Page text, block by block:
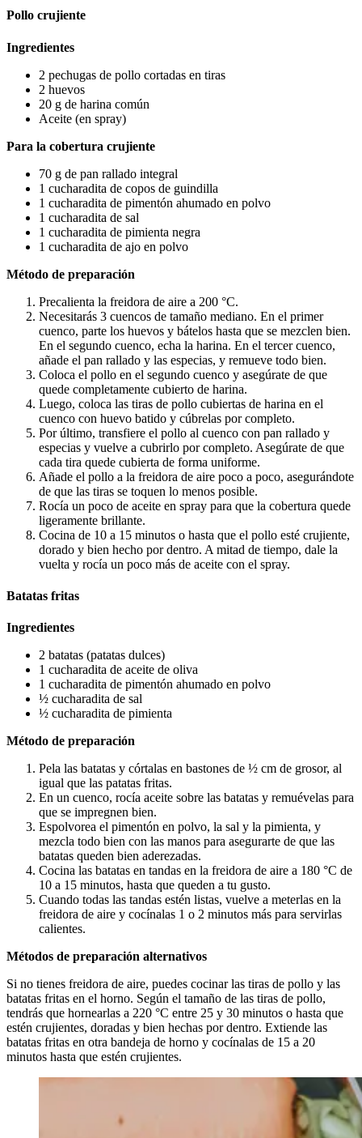
Pollo crujiente
Ingredientes
2 pechugas de pollo cortadas en tiras
2 huevos
20 g de harina común
Aceite (en spray)
Para la cobertura crujiente
70 g de pan rallado integral
1 cucharadita de copos de guindilla
1 cucharadita de pimentón ahumado en polvo
1 cucharadita de sal
1 cucharadita de pimienta negra
1 cucharadita de ajo en polvo
Método de preparación
Precalienta la freidora de aire a 200 °C.
Necesitarás 3 cuencos de tamaño mediano. En el primer
cuenco, parte los huevos y bátelos hasta que se mezclen bien.
En el segundo cuenco, echa la harina. En el tercer cuenco,
añade el pan rallado y las especias, y remueve todo bien.
Coloca el pollo en el segundo cuenco y asegúrate de que
quede completamente cubierto de harina.
Luego, coloca las tiras de pollo cubiertas de harina en el
cuenco con huevo batido y cúbrelas por completo.
Por último, transfiere el pollo al cuenco con pan rallado y
especias y vuelve a cubrirlo por completo. Asegúrate de que
cada tira quede cubierta de forma uniforme.
Añade el pollo a la freidora de aire poco a poco, asegurándote
de que las tiras se toquen lo menos posible.
Rocía un poco de aceite en spray para que la cobertura quede
ligeramente brillante.
Cocina de 10 a 15 minutos o hasta que el pollo esté crujiente,
dorado y bien hecho por dentro. A mitad de tiempo, dale la
vuelta y rocía un poco más de aceite con el spray.
Batatas fritas
Ingredientes
2 batatas (patatas dulces)
1 cucharadita de aceite de oliva
1 cucharadita de pimentón ahumado en polvo
½ cucharadita de sal
½ cucharadita de pimienta
Método de preparación
Pela las batatas y córtalas en bastones de ½ cm de grosor, al
igual que las patatas fritas.
En un cuenco, rocía aceite sobre las batatas y remuévelas para
que se impregnen bien.
Espolvorea el pimentón en polvo, la sal y la pimienta, y
mezcla todo bien con las manos para asegurarte de que las
batatas queden bien aderezadas.
Cocina las batatas en tandas en la freidora de aire a 180 °C de
10 a 15 minutos, hasta que queden a tu gusto.
Cuando todas las tandas estén listas, vuelve a meterlas en la
freidora de aire y cocínalas 1 o 2 minutos más para servirlas
calientes.
Métodos de preparación alternativos
Si no tienes freidora de aire, puedes cocinar las tiras de pollo y las
batatas fritas en el horno. Según el tamaño de las tiras de pollo,
tendrás que hornearlas a 220 °C entre 25 y 30 minutos o hasta que
estén crujientes, doradas y bien hechas por dentro. Extiende las
batatas fritas en otra bandeja de horno y cocínalas de 15 a 20
minutos hasta que estén crujientes.